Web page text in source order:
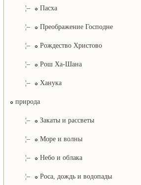
¦– Пасха
¦– Преображение Господне
¦– Рождество Христово
¦– Рош Ха-Шана
¦– Ханука
природа
¦– Закаты и рассветы
¦– Море и волны
¦– Небо и облака
¦– Роса, дождь и водопады